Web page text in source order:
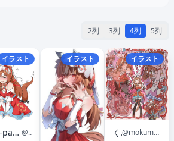
2列 3列 4列 5列
イラスト
Neji-pan💊💊Commission open
@Pan_Neji
イラスト イラスト
くも
@mokumoku_warabi